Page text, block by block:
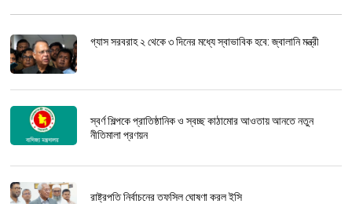
গ্যাস সরবরাহ ২ থেকে ৩ দিনের মধ্যে স্বাভাবিক হবে: জ্বালানি মন্ত্রী
স্বর্ণ শিল্পকে প্রাতিষ্ঠানিক ও স্বচ্ছ কাঠামোর আওতায় আনতে নতুন
নীতিমালা প্রণয়ন
রাষ্ট্রপতি নির্বাচনের তফসিল ঘোষণা করল ইসি